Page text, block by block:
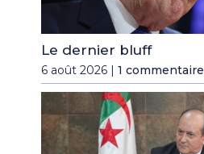
Le dernier bluff
6 août 2026 | 1 commentaire